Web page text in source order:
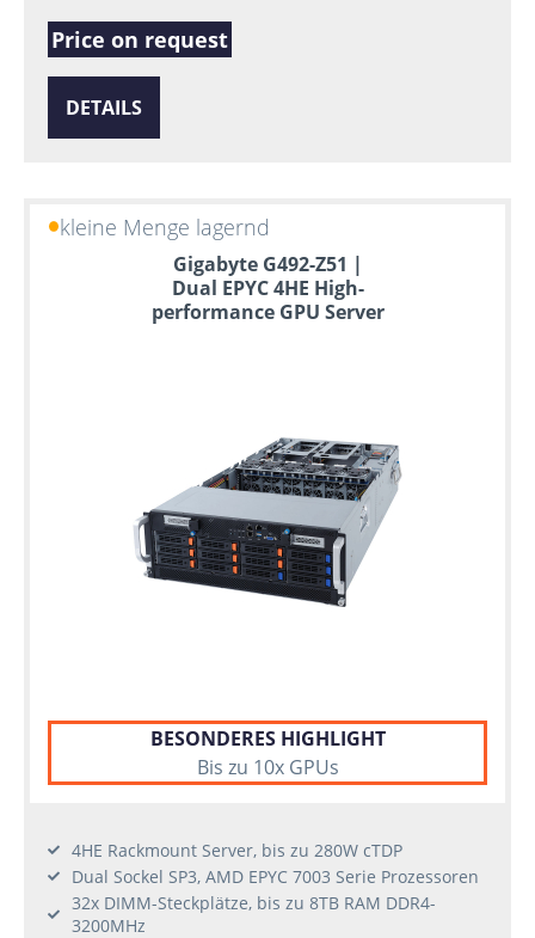
Price on request
DETAILS
kleine Menge lagernd
Gigabyte G492-Z51 |
Dual EPYC 4HE High-
performance GPU Server
BESONDERES HIGHLIGHT
Bis zu 10x GPUs
4HE Rackmount Server, bis zu 280W cTDP
Dual Sockel SP3, AMD EPYC 7003 Serie Prozessoren
32x DIMM-Steckplätze, bis zu 8TB RAM DDR4-
3200MHz